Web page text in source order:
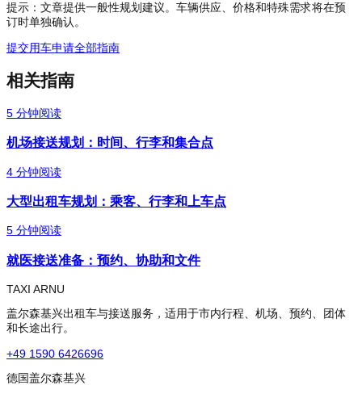
提示：文章提供一般性规划建议。车辆供应、价格和特殊需求将在预
订时单独确认。
提交用车申请全部指南
相关指南
5 分钟阅读
机场接送规划：时间、行李和集合点
4 分钟阅读
大型出租车规划：乘客、行李和上车点
5 分钟阅读
就医接送准备：预约、协助和文件
TAXI ARNU
盖尔森基兴出租车与接送服务，适用于市内行程、机场、预约、团体
和长途出行。
+49 1590 6426696
德国盖尔森基兴